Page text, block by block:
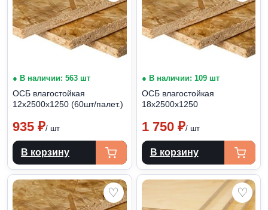
● В наличии: 563 шт
ОСБ влагостойкая
12х2500х1250 (60шт/палет.)
935 ₽/ шт
В корзину
● В наличии: 109 шт
ОСБ влагостойкая
18х2500х1250
1 750 ₽/ шт
В корзину
♡ ♡